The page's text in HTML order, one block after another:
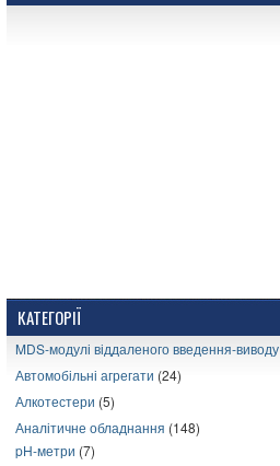
КАТЕГОРІЇ
MDS-модулі віддаленого введення-виводу
Автомобільні агрегати (24)
Алкотестери (5)
Аналітичне обладнання (148)
pH-метри (7)